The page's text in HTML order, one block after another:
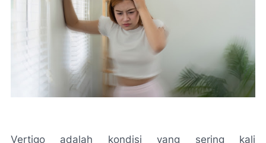
Vertigo adalah kondisi yang sering kali